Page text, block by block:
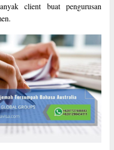
client buat pengurusan